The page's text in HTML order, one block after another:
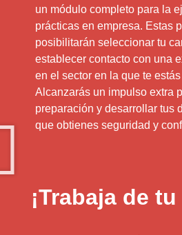
un módulo completo para la
prácticas en empresa. Estas
posibilitarán seleccionar tu
establecer contacto con una
en el sector en la que te
Alcanzarás un impulso extra
preparación y desarrollar tus
que obtienes seguridad y
¡Trabaja de